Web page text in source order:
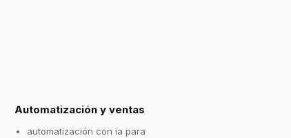
Automatización y ventas
automatización con ia para